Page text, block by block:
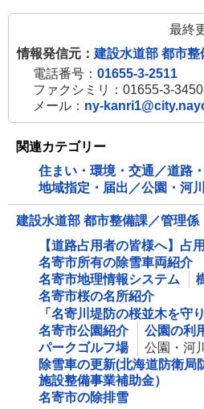
最終
情報発信元： 建設水道部 都市整
電話番号： 01655-3-2511
ファクシミリ：01655-3-3450
メール： ny-
関連カテゴリー
住まい・環境・交通／道路・
地域指定・届出／公園・河
建設水道部 都市整備課／管理係
【道路占用者の皆様へ】占
名寄市所有の除雪車両紹介
名寄市地理情報システム
名寄市桜の名所紹介
「名寄川堤防の桜並木を守
名寄市公園紹介
公園の利
パークゴルフ場
公園・河
除雪車の更新(北海道防衛局
施設整備事業補助金）
名寄市の除排雪